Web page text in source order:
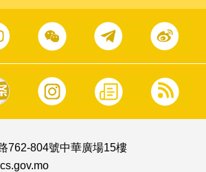
762-804號中華廣場15樓